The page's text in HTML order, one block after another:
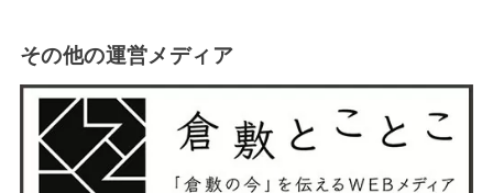
その他の運営メディア